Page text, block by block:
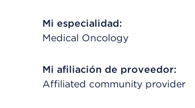
Mi especialidad:
Medical Oncology
Mi afiliación de proveedor:
Affiliated community provider